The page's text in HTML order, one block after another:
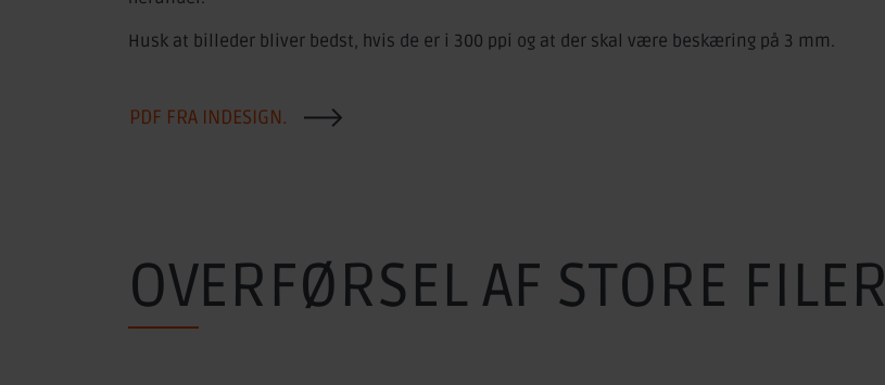
Husk at billeder bliver bedst, hvis de er i 300 ppi og at der skal være beskæring på 3 mm.
PDF FRA INDESIGN.
OVERFØRSEL AF STORE FILER